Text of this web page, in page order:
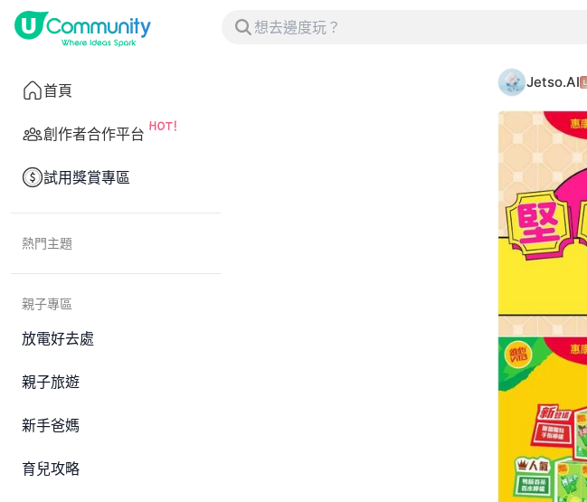
首頁
創作者合作平台
試用獎賞專區
熱門主題
親子專區
放電好去處
親子旅遊
新手爸媽
育兒攻略
Jetso.AI